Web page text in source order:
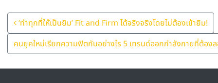
Post Navigation
‘ทำทุกที่ให้เป็นยิม’ Fit and Firm ได้จริงจริงโดยไม่ต้องเข้ายิม!
คนยุคใหม่เรียกความฟิตกันอย่างไร 5 เทรนด์ออกกำลังกายที่ต้อง